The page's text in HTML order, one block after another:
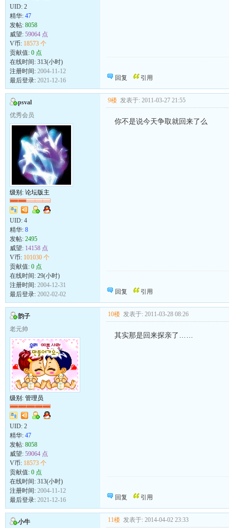
UID: 2
精华: 47
发帖: 8058
威望: 59064 点
V币: 18573 个
贡献值: 0 点
在线时间: 313(小时)
注册时间: 2004-11-12
最后登录: 2021-12-16
回复
引用
psval
优秀会员
级别: 论坛版主
UID: 4
精华: 8
发帖: 2495
威望: 14158 点
V币: 101030 个
贡献值: 0 点
在线时间: 29(小时)
注册时间: 2004-12-31
最后登录: 2002-02-02
9楼 发表于: 2011-03-27 21:55
你不是说今天争取就回来了么
叫你咯咯咯,你偏叽叽叽.
回复 引用
韵子
老元帅
级别: 管理员
UID: 2
精华: 47
发帖: 8058
威望: 59064 点
V币: 18573 个
贡献值: 0 点
在线时间: 313(小时)
注册时间: 2004-11-12
最后登录: 2021-12-16
10楼 发表于: 2011-03-28 08:26
其实那是回来探亲了……
回复
引用
小牛
11楼 发表于: 2014-04-02 23:33